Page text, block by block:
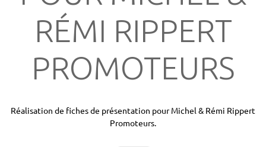
RÉMI RIPPERT
PROMOTEURS
Réalisation de fiches de présentation pour Michel & Rémi Rippert
Promoteurs.